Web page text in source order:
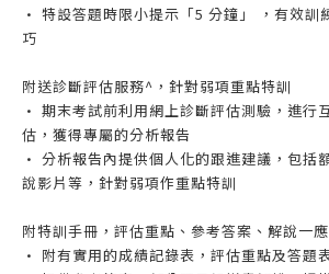
• 特設答題時限小提示「5 分鐘」 ，有效訓
巧
附送診斷評估服務^，針對弱項重點特訓
• 期末考試前利用網上診斷評估測驗，進行
估，獲得專屬的分析報告
• 分析報告內提供個人化的跟進建議，包括
說影片等，針對弱項作重點特訓
附特訓手冊，評估重點、參考答案、解說一
• 附有實用的成績記錄表，評估重點及答題